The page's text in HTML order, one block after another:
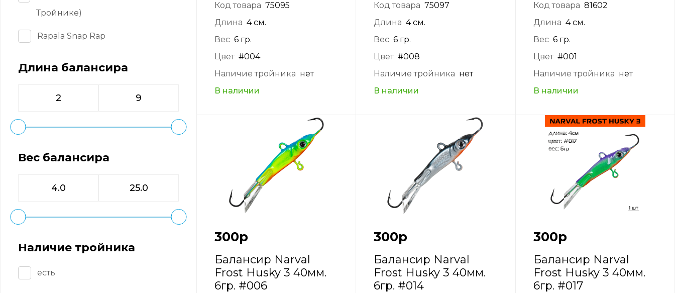
Тройнике)
Rapala Snap Rap
Длина балансира
Вес балансира
Наличие тройника
есть
Код товара 75095
Длина 4 см.
Вес 6 гр.
Цвет #004
Наличие тройника нет
В наличии
Код товара 75097
Длина 4 см.
Вес 6 гр.
Цвет #008
Наличие тройника нет
В наличии
Код товара 81602
Длина 4 см.
Вес 6 гр.
Цвет #001
Наличие тройника нет
В наличии
300р
Балансир Narval
Frost Husky 3 40мм.
6гр. #006
300р
Балансир Narval
Frost Husky 3 40мм.
6гр. #014
300р
Балансир Narval
Frost Husky 3 40мм.
6гр. #017